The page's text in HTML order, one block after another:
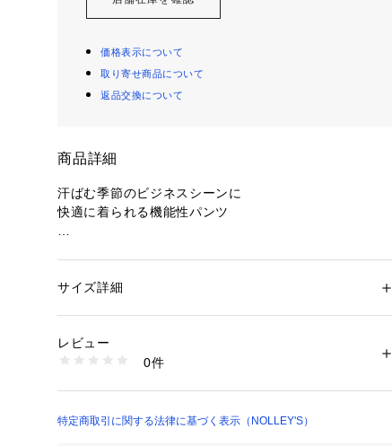
価格表示について
取り寄せ商品について
返品交換について
商品詳細
汗ばむ季節のビジネスシーンに
快適に着られる機能性パンツ
・無数の空気孔による優れた通気性
・ウォッシャブル（ネット使用）
・表情のある細かな柄のプリント
性別：メンズ
リエステル100%
ベージュ：複合繊維、(ポリエステル)57%、ポリエステル43%
商品番号：1290000020714 （モール）
サイズ詳細
レビュー
0件
特定商取引に関する法律に基づく表示（NOLLEY'S）